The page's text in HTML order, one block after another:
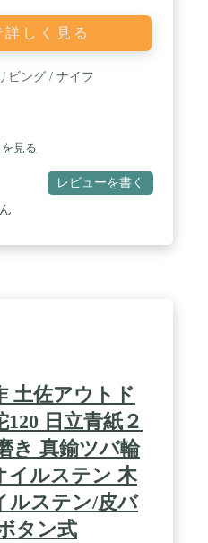
しく見る
ビング / ナイフ
見る
レビューを書く
土佐アウトド
120 日立青紙２
き 真鍮ツバ輪
イルステン 木
ルステン/皮バ
タン式